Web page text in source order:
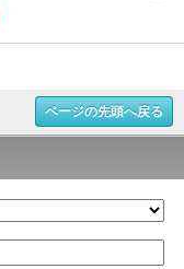
ページの先頭へ戻る